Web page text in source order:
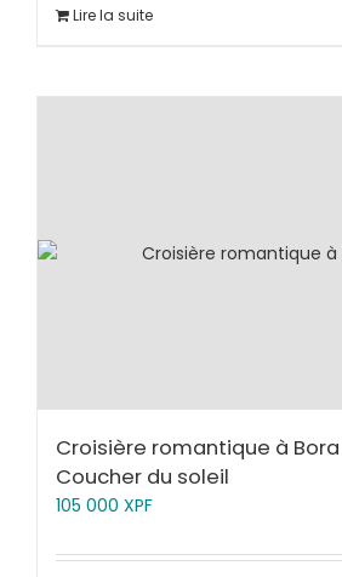
Lire la suite
Croisière romantique à Bora
Coucher du soleil
105 000 XPF